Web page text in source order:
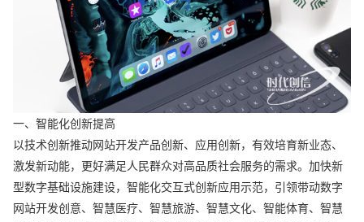
一、智能化创新提高
以技术创新推动网站开发产品创新、应用创新，有效培育新业态、
激发新动能，更好满足人民群众对高品质社会服务的需求。加快新
型数字基础设施建设，智能化交互式创新应用示范，引领带动数字
网站开发创意、智慧医疗、智慧旅游、智慧文化、智能体育、智慧